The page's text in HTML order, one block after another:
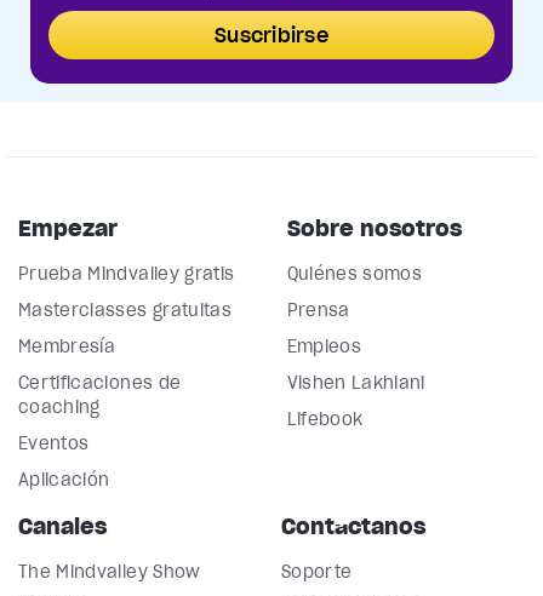
Suscribirse
Empezar
Prueba Mindvalley gratis
Masterclasses gratuitas
Membresía
Certificaciones de
coaching
Eventos
Aplicación
Sobre nosotros
Quiénes somos
Prensa
Empleos
Vishen Lakhiani
Lifebook
Canales
The Mindvalley Show
Contáctanos
Soporte